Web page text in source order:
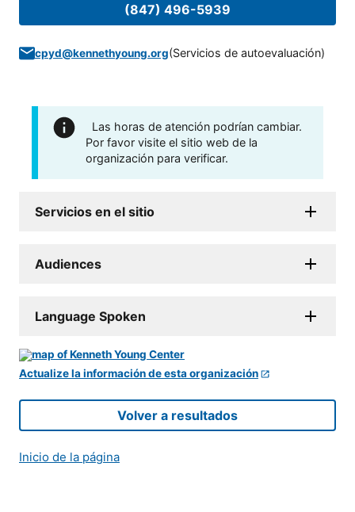
(847) 496-5939
cpyd@kennethyoung.org(Servicios de autoevaluación)
Las horas de atención podrían cambiar.
Por favor visite el sitio web de la
organización para verificar.
Servicios en el sitio
Audiences
Language Spoken
Actualize la información de esta organización
Volver a resultados
Inicio de la página